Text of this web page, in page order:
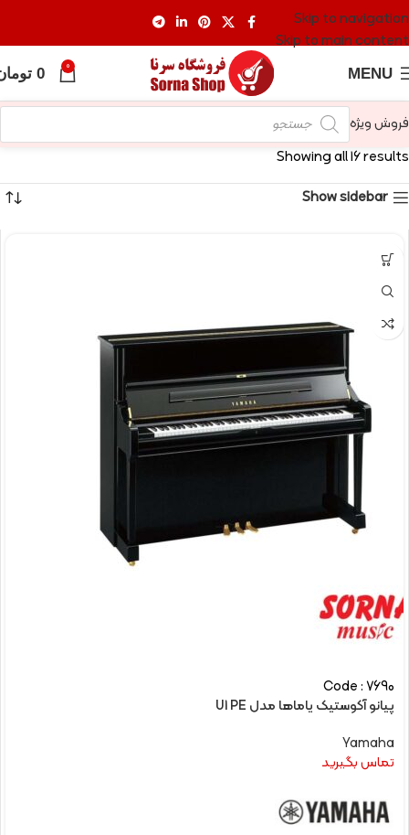
Skip to navigation
Skip to main content
MENU
0
0
فروش ویژه
Showing all 16 results
Show sidebar
Code : 7690
پیانو آکوستیک یاماها مدل U1 PE
Yamaha
تماس بگیرید